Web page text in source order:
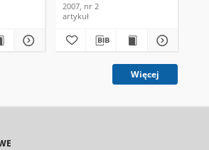
2007, nr 2
artykuł
Więcej